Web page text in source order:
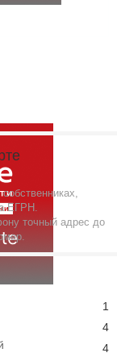
ЕГРН.
точный адрес до
1
4
4